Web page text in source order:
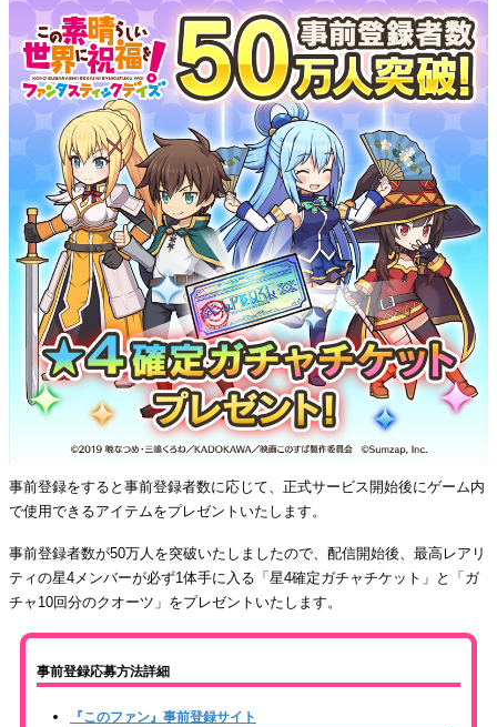
事前登録をすると事前登録者数に応じて、正式サービス開始後にゲーム内
で使用できるアイテムをプレゼントいたします。
事前登録者数が50万人を突破いたしましたので、配信開始後、最高レアリ
ティの星4メンバーが必ず1体手に入る「星4確定ガチャチケット」と「ガ
チャ10回分のクオーツ」をプレゼントいたします。
事前登録応募方法詳細
『このファン』事前登録サイト